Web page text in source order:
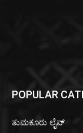
POPULAR
ತುಮಕೂರು ಲೈವ್